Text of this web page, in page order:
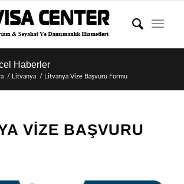
Haberler
/ Litvanya / Litvanya Vize Başvuru Formu
VIZE BAŞVURU